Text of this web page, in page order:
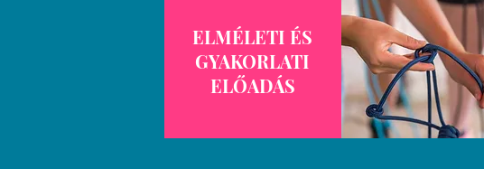
ELMÉLETIÉS
GYAKORLATI
ELŐADÁS